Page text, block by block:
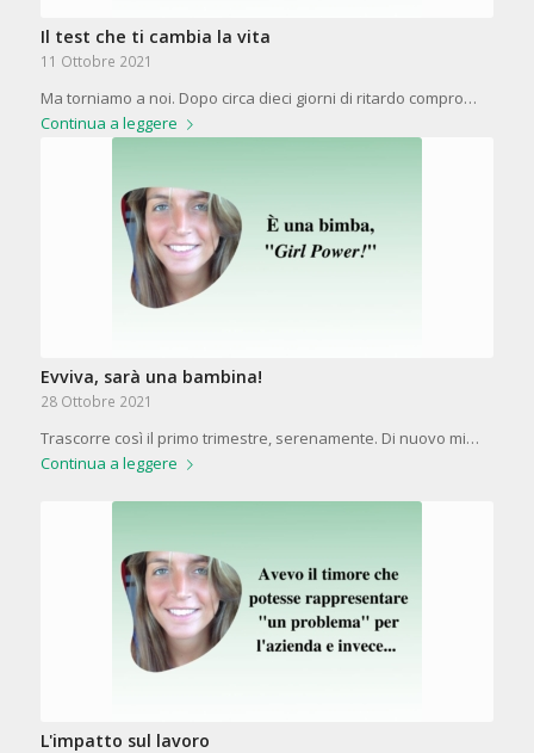
Il test che ti cambia la vita
11 Ottobre 2021
Ma torniamo a noi. Dopo circa dieci giorni di ritardo compro…
Continua a leggere
Evviva, sarà una bambina!
28 Ottobre 2021
Trascorre così il primo trimestre, serenamente. Di nuovo mi…
Continua a leggere
L'impatto sul lavoro